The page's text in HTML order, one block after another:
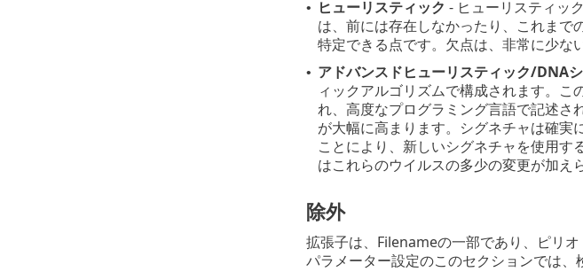
• ヒューリスティック - ヒューリスティッ
は、前には存在しなかったり、これまで
特定できる点です。欠点は、非常に少な
• アドバンスドヒューリスティック/DNA
ィックアルゴリズムで構成されます。
れ、高度なプログラミング言語で記述さ
が大幅に高まります。シグネチャは確実
ことにより、新しいシグネチャを使用
はこれらのウイルスの多少の変更が加え
除外
拡張子は、Filenameの一部であり、ピリ
パラメーター設定のこのセクションでは、